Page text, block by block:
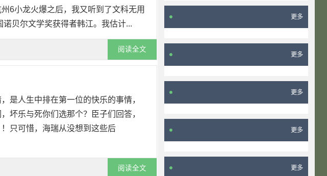
6小龙火爆之后，我又听到了文科无用
贝尔文学奖获得者韩江。我估计...
阅读全文
是人生中排在第一位的快乐的事情，
坏乐与死你们选那个？臣子们回答，
只可惜，海瑞从没想到这些后
阅读全文
更多
更多
更多
更多
更多